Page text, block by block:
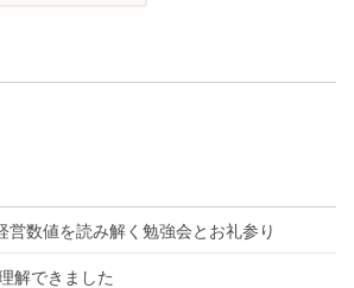
営数値を読み解く勉強会とお礼参り
解できました